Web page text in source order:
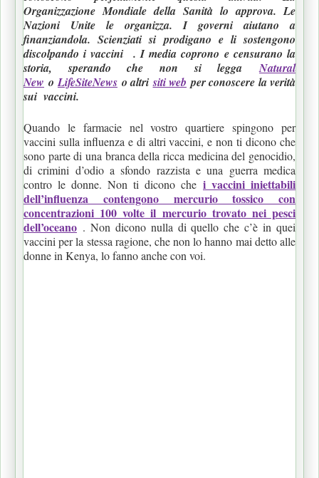
Organizzazione Mondiale della Sanità lo approva. Le
Nazioni Unite le organizza. I governi aiutano a
finanziandola. Scienziati si prodigano e li sostengono
discolpando i vaccini . I media coprono e censurano la
storia, sperando che non si leggaNatural
New oLifeSiteNews o altrisiti web per conoscere la verità
sui vaccini.
Quando le farmacie nel vostro quartiere spingono per
vaccini sulla influenza e di altri vaccini, e non ti dicono che
sono parte di una branca della ricca medicina del genocidio,
di crimini d’odio a sfondo razzista e una guerra medica
contro le donne. Non ti dicono che i vaccini iniettabili
dell’influenza contengono mercurio tossico con
concentrazioni 100 volte il mercurio trovato nei pesci
dell’oceano . Non dicono nulla di quello che c’è in quei
vaccini per la stessa ragione, che non lo hanno mai detto alle
donne in Kenya, lo fanno anche con voi.